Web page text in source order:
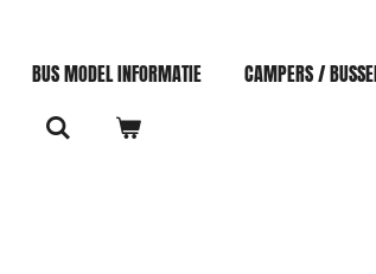
BUS MODEL INFORMATIE CAMPERS /